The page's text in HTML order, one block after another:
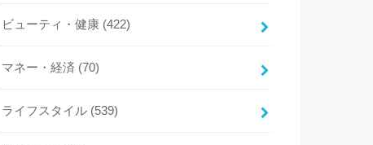
ビューティ・健康 (422)
マネー・経済 (70)
ライフスタイル (539)